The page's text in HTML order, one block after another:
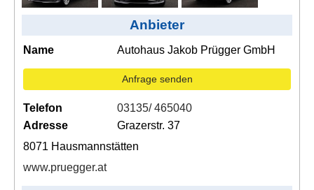
Anbieter
Name Autohaus Jakob Prügger GmbH
Anfrage senden
Telefon
03135/ 465040
Adresse
Grazerstr. 37
8071 Hausmannstätten
www.pruegger.at